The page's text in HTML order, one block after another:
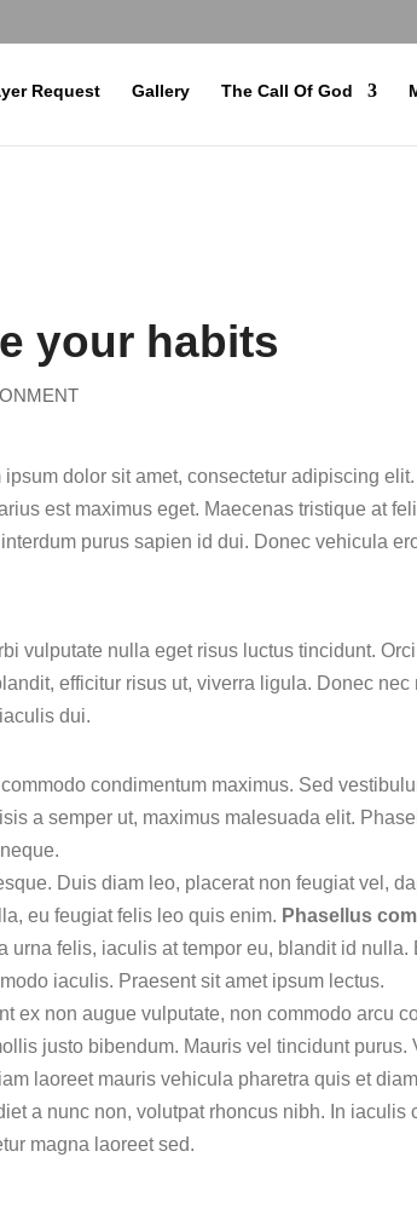
Request Gallery The Call Of God
your habits
dolor sit amet, consectetur adipiscing
est maximus eget. Maecenas tristique at
purus sapien id dui. Donec vehicula
vulputate nulla eget risus luctus tincidunt.
efficitur risus ut, viverra ligula. Donec nec
dui.
condimentum maximus. Sed
a semper ut, maximus malesuada elit.
Duis diam leo, placerat non feugiat vel,
eu feugiat felis leo quis enim. Phasellus
urna felis, iaculis at tempor eu, blandit id nulla.
iaculis. Praesent sit amet ipsum lectus.
ex non augue vulputate, non commodo arcu
justo bibendum. Mauris vel tincidunt purus.
laoreet mauris vehicula pharetra quis et
a nunc non, volutpat rhoncus nibh. In iaculis
magna laoreet sed.